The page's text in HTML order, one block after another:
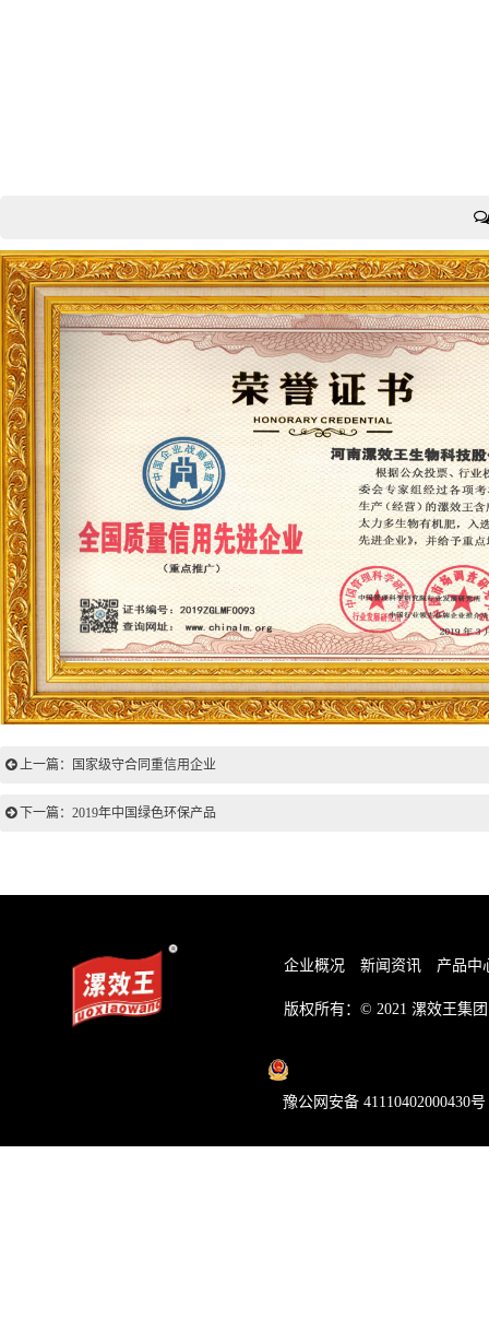
上一篇：国家级守合同重信用企业
下一篇：2019年中国绿色环保产品
企业概况 新闻资讯 产品中
版权所有：© 2021 漯效王集团
豫公网安备 41110402000430号